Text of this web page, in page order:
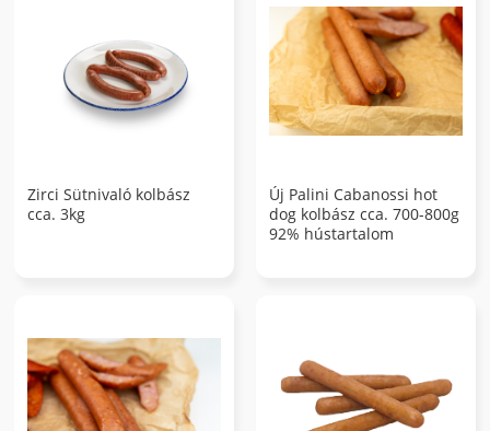
Zirci Sütnivaló kolbász
cca. 3kg
Új Palini Cabanossi hot
dog kolbász cca. 700-800g
92% hústartalom